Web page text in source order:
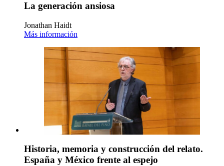
La generación ansiosa
Jonathan Haidt
Más información
Historia, memoria y construcción del relato.
España y México frente al espejo